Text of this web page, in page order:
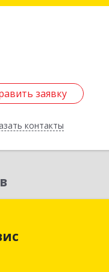
заявку
контакты
заявку
Назад
Краснодарский край,
г, Владимирская